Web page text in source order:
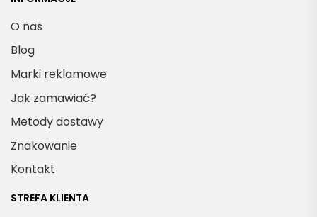
O nas
Blog
Marki reklamowe
Jak zamawiać?
Metody dostawy
Znakowanie
Kontakt
STREFA KLIENTA